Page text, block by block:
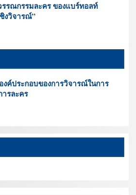
รรณกรรมละคร ของแบร์ทอลท์
งวิจารณ์”
งค์ประกอบของการวิจารณ์ในการ
รละคร